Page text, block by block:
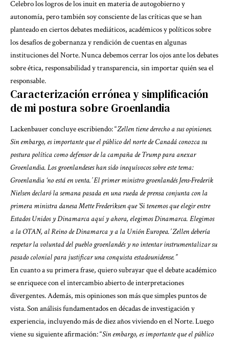
Celebro los logros de los inuit en materia de autogobierno y
autonomía, pero también soy consciente de las críticas que se han
planteado en ciertos debates mediáticos, académicos y políticos sobre
los desafíos de gobernanza y rendición de cuentas en algunas
instituciones del Norte. Nunca debemos cerrar los ojos ante los debates
sobre ética, responsabilidad y transparencia, sin importar quién sea el
responsable.
Caracterización errónea y simplificación
de mi postura sobre Groenlandia
Lackenbauer concluye escribiendo: “Zellen tiene derecho a sus opiniones.
Sin embargo, es importante que el público del norte de Canadá conozca su
postura política como defensor de la campaña de Trump para anexar
Groenlandia. Los groenlandeses han sido inequívocos sobre este tema:
Groenlandia ‘no está en venta.’ El primer ministro groenlandés Jens-Frederik
Nielsen declaró la semana pasada en una rueda de prensa conjunta con la
primera ministra danesa Mette Frederiksen que ‘Si tenemos que elegir entre
Estados Unidos y Dinamarca aquí y ahora, elegimos Dinamarca. Elegimos
a la OTAN, al Reino de Dinamarca y a la Unión Europea.’ Zellen debería
respetar la voluntad del pueblo groenlandés y no intentar instrumentalizar su
pasado colonial para justificar una conquista estadounidense.”
En cuanto a su primera frase, quiero subrayar que el debate académico
se enriquece con el intercambio abierto de interpretaciones
divergentes. Además, mis opiniones son más que simples puntos de
vista. Son análisis fundamentados en décadas de investigación y
experiencia, incluyendo más de diez años viviendo en el Norte. Luego
viene su siguiente afirmación: “Sin embargo, es importante que el público